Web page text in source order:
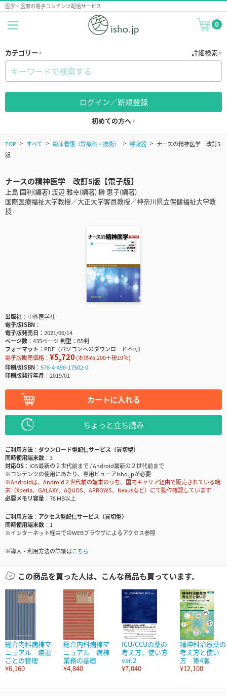
医学・医療の電子コンテンツ配信サービス
0
カテゴリー 詳細検索
ログイン／新規登録
初めての方へ
TOP すべて 臨床看護（診療科・技術） 呼吸器
ナースの精神医学 改訂5
版
ナースの精神医学 改訂5版【電子版】
上島 国利(編著) 渡辺 雅幸(編著) 榊 惠子(編著)
国際医療福祉大学教授／大正大学客員教授／神奈川県立保健福祉大学教
授
出版社
中外医学社
電子版ISBN
電子版発売日
2021/06/14
ページ数
435ページ判型
B5判
フォーマット
PDF（パソコンへのダウンロード不可）
電子版販売価格： ¥5,720(本体¥5,200＋税10％)
印刷版ISBN
978-4-498-17502-0
印刷版発行年月
2019/01
カートに入れる
ちょっと立ち読み
ご利用方法
ダウンロード型配信サービス（買切型）
同時使用端末数
3
対応OS
iOS最新の２世代前まで / Android最新の２世代前まで
※コンテンツの使用にあたり、専用ビューアisho.jpが必要
※Androidは、Android２世代前の端末のうち、国内キャリア経由で販売されている端
末（Xperia、GALAXY、AQUOS、ARROWS、Nexusなど）にて動作確認しています
必要メモリ容量
78 MB以上
ご利用方法
アクセス型配信サービス（買切型）
同時使用端末数
1
※インターネット経由でのWEBブラウザによるアクセス参照
※導入・利用方法の詳細はこちら
この商品を買った人は、こんな商品も買っています。
総合内科病棟マ
ニュアル 疾患
ごとの管理
¥6,160
総合内科病棟マ
ニュアル 病棟
業務の基礎
¥4,840
ICU/CCUの薬の
考え方，使い方
ver.2
¥7,040
精神科治療薬の
考え方と使い
方 第4版
¥12,100